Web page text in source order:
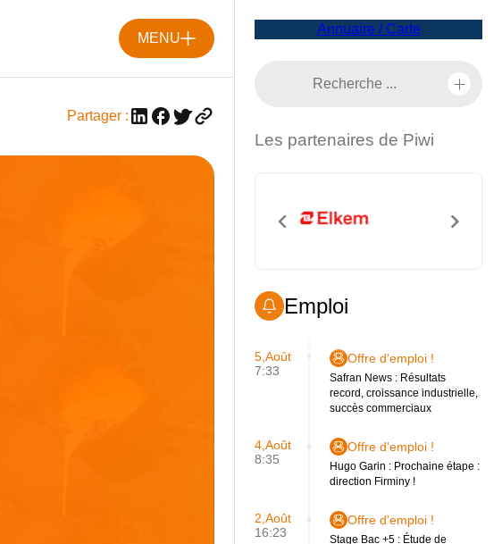
MENU
Partager :
Annuaire / Carte
Les partenaires de Piwi
Emploi
5,Août
7:33
Offre d'emploi !
Safran News : Résultats
record, croissance industrielle,
succès commerciaux
4,Août
8:35
Offre d'emploi !
Hugo Garin : Prochaine étape :
direction Firminy !
2,Août
16:23
Offre d'emploi !
Stage Bac +5 : Étude de